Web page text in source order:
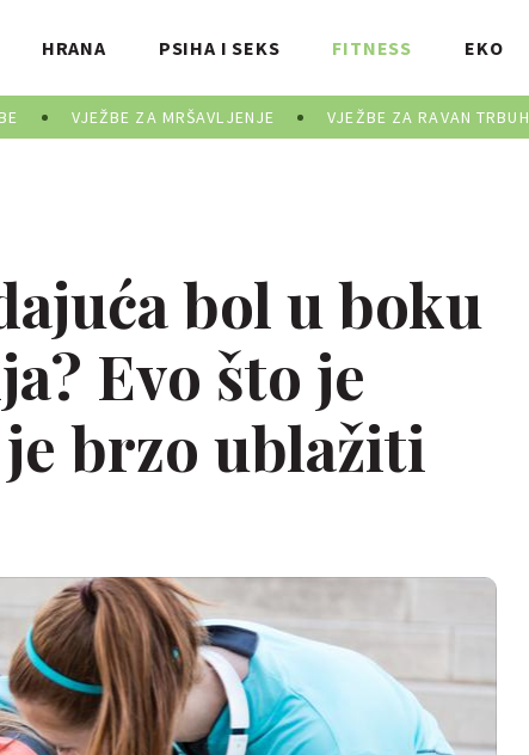
HRANA PSIHA I SEKS FITNESS
VJEŽBE ZA MRŠAVLJENJE VJEŽBE ZA RAVAN TRBUH
EKO
bol u boku
Evo što je
brzo ublažiti